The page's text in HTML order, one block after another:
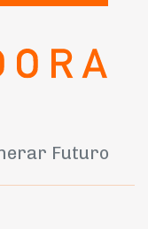
Futuro